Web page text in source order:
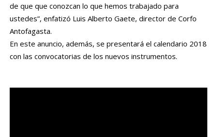
de que que conozcan lo que hemos trabajado para
ustedes”, enfatizó Luis Alberto Gaete, director de Corfo
Antofagasta.
En este anuncio, además, se presentará el calendario 2018
con las convocatorias de los nuevos instrumentos.